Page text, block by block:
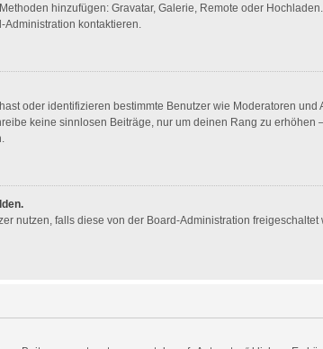
hinzufügen: Gravatar, Galerie, Remote oder
Administration kontaktieren.
oder identifizieren bestimmte Benutzer wie Moderatoren
keine sinnlosen Beiträge, nur um deinen Rang zu
nutzen, falls diese von der Board-Administration